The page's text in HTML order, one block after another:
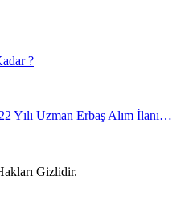
?
Yılı Uzman Erbaş Alım İlanı…
Gizlidir.